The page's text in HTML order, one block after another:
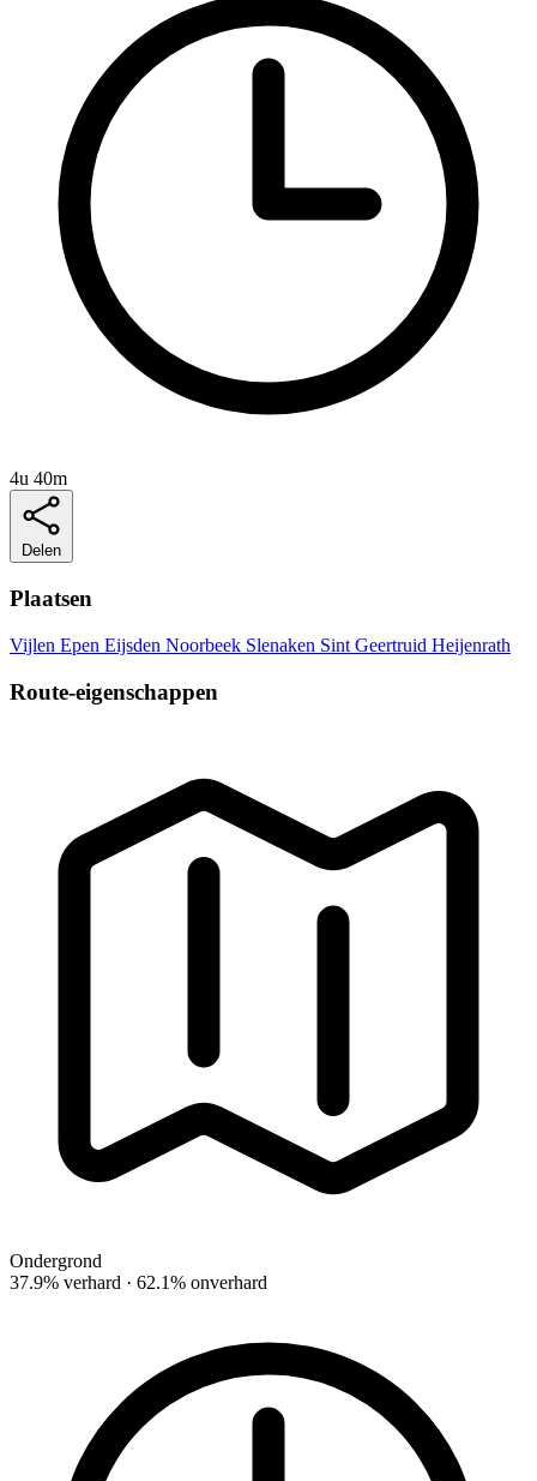
4u 40m
Delen
Plaatsen
Vijlen Epen Eijsden Noorbeek Slenaken Sint Geertruid Heijenrath
Route-eigenschappen
Ondergrond
37.9% verhard · 62.1% onverhard